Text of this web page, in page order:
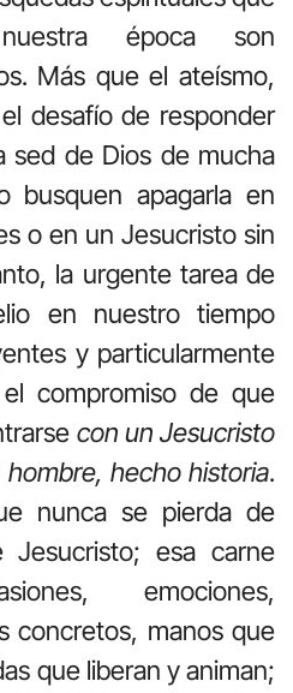
época son
Más que el ateísmo,
desafío de responder
sed de Dios de mucha
busquen apagarla en
o en un Jesucristo sin
la urgente tarea de
en nuestro tiempo
y particularmente
compromiso de que
con un Jesucristo
hecho historia.
nunca se pierda de
Jesucristo; esa carne
emociones,
concretos, manos que
que liberan y animan;